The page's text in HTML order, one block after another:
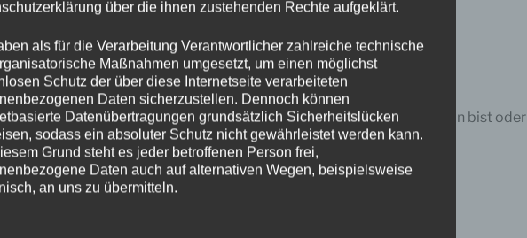
wir unsereTrampolin-Halle am Sonntag für alle!
mit uns und habt eine riesige Portion Spass — egal ob du Anfänger:in bist oder
halle-fuer-alle/
über die ihnen zustehenden Rechte aufgeklärt.
als für die Verarbeitung Verantwortlicher zahlreiche technische
Maßnahmen umgesetzt, um einen möglichst
Schutz der über diese Internetseite verarbeiteten
Daten sicherzustellen. Dennoch können
Datenübertragungen grundsätzlich Sicherheitslücken
sodass ein absoluter Schutz nicht gewährleistet werden kann.
Grund steht es jeder betroffenen Person frei,
Daten auch auf alternativen Wegen, beispielsweise
an uns zu übermitteln.